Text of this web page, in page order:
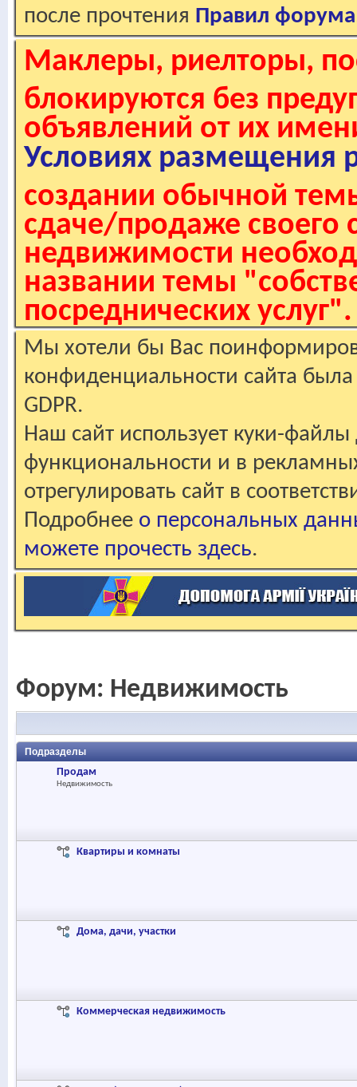
после прочтения Правил форума
Маклеры, риелторы,
блокируются без
объявлений от их
Условиях размещения
создании обычной
сдаче/продаже своего
недвижимости
названии темы
посреднических услуг".
Мы хотели бы Вас
конфиденциальности сайта
GDPR.
Наш сайт использует куки-файлы
функциональности и в
отрегулировать сайт в
Подробнее о персональных
можете прочесть здесь.
Форум: Недвижимость
Подразделы
Продам
Недвижимость
Квартиры и комнаты
Дома, дачи, участки
Коммерческая недвижимость